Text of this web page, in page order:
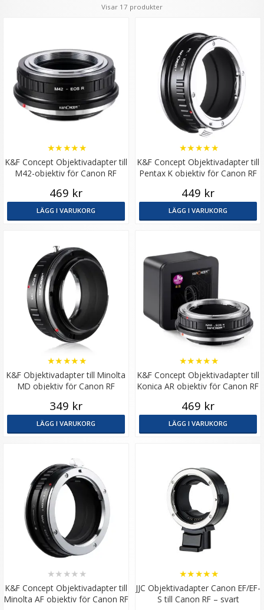
Visar 17 produkter
K&F Concept Objektivadapter till
M42-objektiv för Canon RF
★★★★★
469 kr
LÄGG I VARUKORG
K&F Concept Objektivadapter till
Pentax K objektiv för Canon RF
★★★★★
449 kr
LÄGG I VARUKORG
K&F Objektivadapter till Minolta
MD objektiv för Canon RF
★★★★★
349 kr
LÄGG I VARUKORG
K&F Concept Objektivadapter till
Konica AR objektiv för Canon RF
★★★★★
469 kr
LÄGG I VARUKORG
K&F Concept Objektivadapter till
Minolta AF objektiv för Canon RF
★★ ★★ ★
JJC Objektivadapter Canon EF/EF-
S till Canon RF – svart
★★★★★